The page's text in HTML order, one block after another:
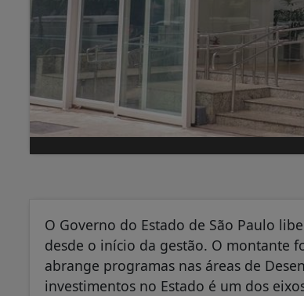
O Governo do Estado de São Paulo
desde o início da gestão. O montante
abrange programas nas áreas de
investimentos no Estado é um dos